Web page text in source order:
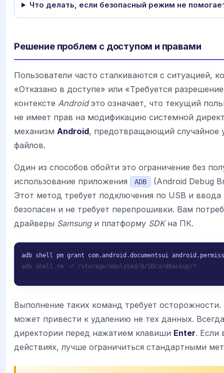
Что делать, если безопасный режим не
Решение проблем с доступом и правами
Пользователи часто сталкиваются с ситуацией,
«Отказано в доступе» или «Требуется
контексте Androidэто означает, что текущий
не имеет прав на модификацию системной
механизм Android, предотвращающий случайное
файлов.
Один из способов обойти это ограничение без
использование приложения
ADB
(Android Debug
Этот метод требует подключения по USB и
безопасен и не требует перепрошивки. Вам
драйверы Samsungи платформу SDKна ПК.
adb shell rm -r /storage/emulated/0/SDcardBackup/*
Выполнение таких команд требует
может привести к удалению не тех данных.
директории перед нажатием клавиши Enter. Если
действиях, лучше ограничиться стандартными